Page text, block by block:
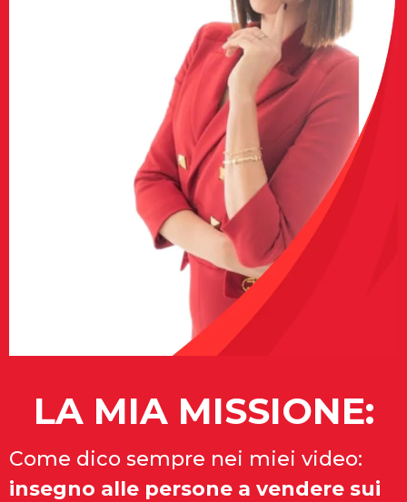
LA MIA MISSIONE:
Come dico sempre nei miei video:
insegno alle persone a vendere sui